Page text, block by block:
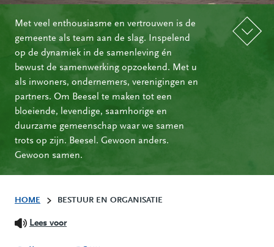
Met veel enthousiasme en vertrouwen is de
gemeente als team aan de slag. Inspelend
op de dynamiek in de samenleving én
bewust de samenwerking opzoekend. Met u
als inwoners, ondernemers, verenigingen en
partners. Om Beesel te maken tot een
bloeiende, levendige, saamhorige en
duurzame gemeenschap waar we samen
trots op zijn. Beesel. Gewoon anders.
Gewoon samen.
HOME BESTUUR EN ORGANISATIE
Lees voor